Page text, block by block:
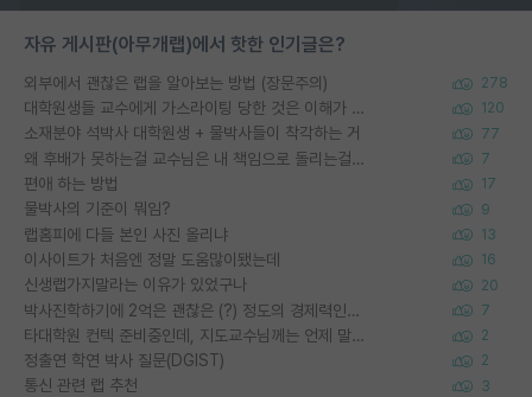
자유 게시판(아무개랩)에서 핫한 인기글은?
외부에서 괜찮은 랩을 알아보는 방법 (장문주의) 278
대학원생들 교수에게 가스라이팅 당한 것은 이해가 갑니다. 안타깝네요. 120
소재분야 석박사 대학원생 + 물박사들이 착각하는 거 77
왜 후배가 못하는걸 교수님은 내 책임으로 돌리는걸까요? 7
편애 하는 방법 17
물박사의 기준이 뭐임? 9
랩홈피에 다들 본인 사진 올리냐 13
이사이트가 처음엔 정말 도움많이됐는데 16
신생랩가지말라는 이유가 있었구나 20
박사진학하기에 2억은 괜찮은 (?) 정도의 경제력인가요 7
타대학원 컨텍 준비중인데, 지도교수님께는 언제 말씀드려야 할까요? 2
정출연 학연 박사 질문(DGIST) 2
통신 관련 랩 추천 3